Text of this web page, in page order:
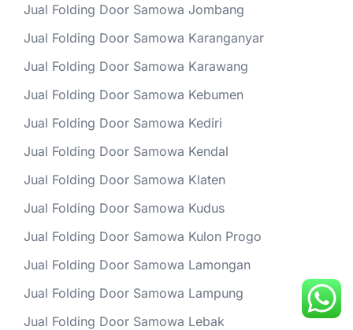
Jual Folding Door Samowa Jombang
Jual Folding Door Samowa Karanganyar
Jual Folding Door Samowa Karawang
Jual Folding Door Samowa Kebumen
Jual Folding Door Samowa Kediri
Jual Folding Door Samowa Kendal
Jual Folding Door Samowa Klaten
Jual Folding Door Samowa Kudus
Jual Folding Door Samowa Kulon Progo
Jual Folding Door Samowa Lamongan
Jual Folding Door Samowa Lampung
Jual Folding Door Samowa Lebak